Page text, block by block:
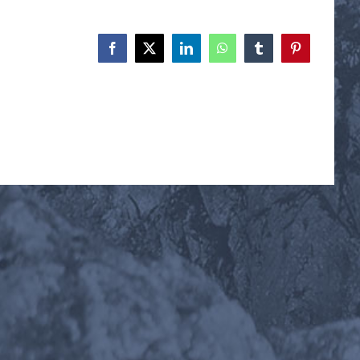
Facebook
X LinkedInWhatsAppTumblrPinterest